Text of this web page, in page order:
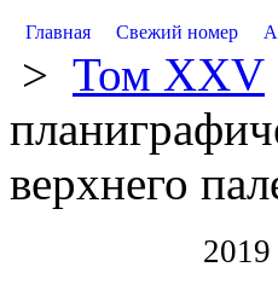
Главная Свежий номер
> Том XXV
верхнего